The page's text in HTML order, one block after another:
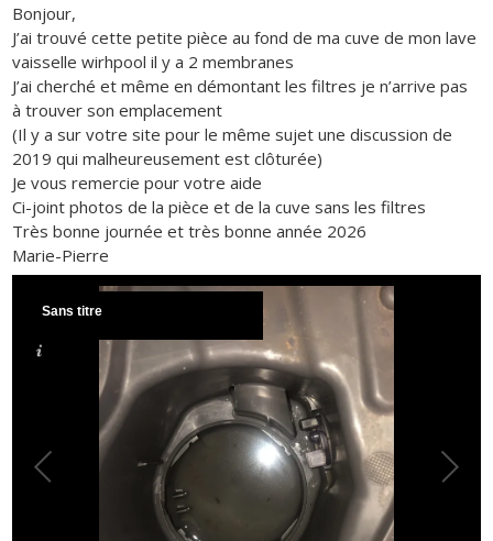
Bonjour,
J’ai trouvé cette petite pièce au fond de ma cuve de mon lave
vaisselle wirhpool il y a 2 membranes
J’ai cherché et même en démontant les filtres je n’arrive pas
à trouver son emplacement
(Il y a sur votre site pour le même sujet une discussion de
2019 qui malheureusement est clôturée)
Je vous remercie pour votre aide
Ci-joint photos de la pièce et de la cuve sans les filtres
Très bonne journée et très bonne année 2026
Marie-Pierre
Sans titre